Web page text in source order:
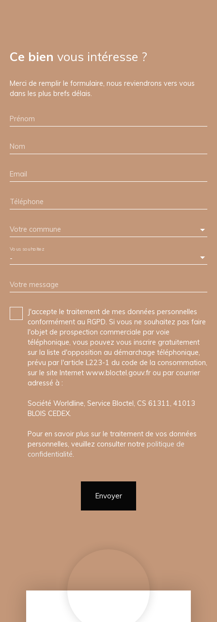
Ce bien vous intéresse ?
Merci de remplir le formulaire, nous reviendrons vers vous
dans les plus brefs délais.
Prénom
Nom
Email
Téléphone
Votre commune
-
Vous souhaitez
Votre message
J'accepte le traitement de mes données personnelles
conformément au RGPD. Si vous ne souhaitez pas faire
l'objet de prospection commerciale par voie
téléphonique, vous pouvez vous inscrire gratuitement
sur la liste d'opposition au démarchage téléphonique,
prévu par l'article L223-1 du code de la consommation,
sur le site Internet www.bloctel.gouv.fr ou par courrier
adressé à :
Société Worldline, Service Bloctel, CS 61311, 41013
BLOIS CEDEX.
Pour en savoir plus sur le traitement de vos données
personnelles, veuillez consulter notre politique de
confidentialité.
Envoyer